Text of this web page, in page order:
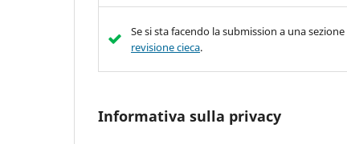
Se si sta facendo la submission a una
revisione cieca.
Informativa sulla privacy